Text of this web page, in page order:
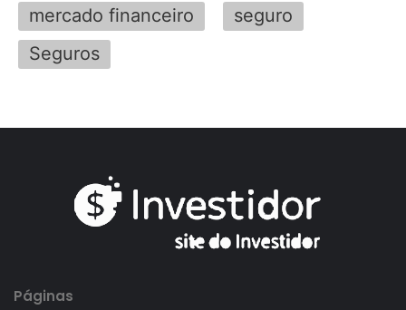
mercado financeiro
seguro
Seguros
Páginas